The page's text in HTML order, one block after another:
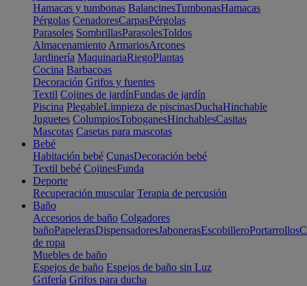
Hamacas y tumbonas BalancinesTumbonasHamacas
Pérgolas CenadoresCarpasPérgolas
Parasoles SombrillasParasolesToldos
Almacenamiento ArmariosArcones
Jardinería MaquinariaRiegoPlantas
Cocina Barbacoas
Decoración Grifos y fuentes
Textil Cojines de jardínFundas de jardín
Piscina PlegableLimpieza de piscinasDuchaHinchable
Juguetes ColumpiosToboganesHinchablesCasitas
Mascotas Casetas para mascotas
Bebé
Habitación bebé CunasDecoración bebé
Textil bebé CojinesFunda
Deporte
Recuperación muscular Terapia de percusión
Baño
Accesorios de baño Colgadores
bañoPapelerasDispensadoresJabonerasEscobilleroPortarrollos
de ropa
Muebles de baño
Espejos de baño Espejos de baño sin Luz
Grifería Grifos para ducha